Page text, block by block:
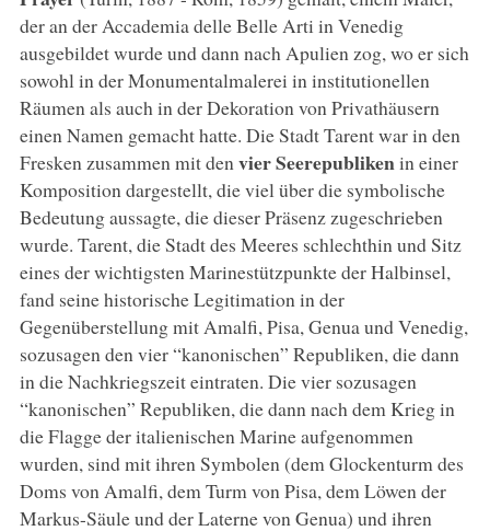
der an der Accademia delle Belle Arti in Venedig
ausgebildet wurde und dann nach Apulien zog, wo er sich
sowohl in der Monumentalmalerei in institutionellen
Räumen als auch in der Dekoration von Privathäusern
einen Namen gemacht hatte. Die Stadt Tarent war in den
Fresken zusammen mit denvier Seerepublikenin einer
Komposition dargestellt, die viel über die symbolische
Bedeutung aussagte, die dieser Präsenz zugeschrieben
wurde. Tarent, die Stadt des Meeres schlechthin und Sitz
eines der wichtigsten Marinestützpunkte der Halbinsel,
fand seine historische Legitimation in der
Gegenüberstellung mit Amalfi, Pisa, Genua und Venedig,
sozusagen den vier “kanonischen” Republiken, die dann
in die Nachkriegszeit eintraten. Die vier sozusagen
“kanonischen” Republiken, die dann nach dem Krieg in
die Flagge der italienischen Marine aufgenommen
wurden, sind mit ihren Symbolen (dem Glockenturm des
Doms von Amalfi, dem Turm von Pisa, dem Löwen der
Markus-Säule und der Laterne von Genua) und ihren